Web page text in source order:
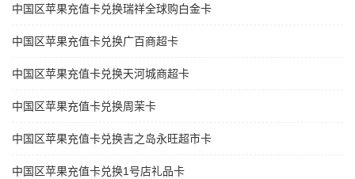
中国区苹果充值卡兑换瑞祥全球购白金卡
中国区苹果充值卡兑换广百商超卡
中国区苹果充值卡兑换天河城商超卡
中国区苹果充值卡兑换周茉卡
中国区苹果充值卡兑换吉之岛永旺超市卡
中国区苹果充值卡兑换1号店礼品卡